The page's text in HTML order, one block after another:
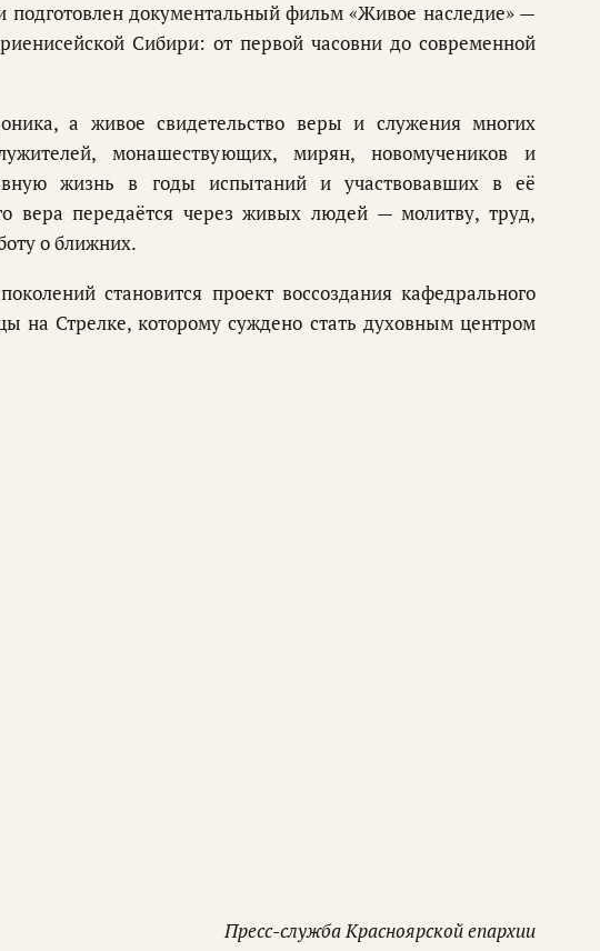
подготовлен документальный фильм «Живое наследие» —
Сибири: от первой часовни до современной
а живое свидетельство веры и служения многих
монашествующих, мирян, новомучеников и
жизнь в годы испытаний и участвовавших в её
вера передаётся через живых людей — молитву, труд,
о ближних.
становится проект воссоздания кафедрального
на Стрелке, которому суждено стать духовным центром
Пресс-служба Красноярской епархии